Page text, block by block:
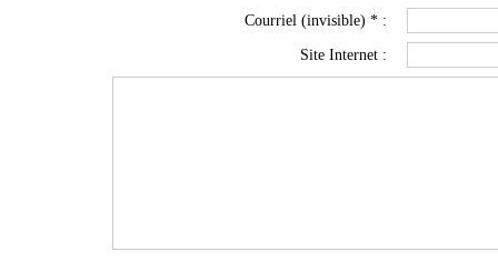
Courriel (invisible) * :
Site Internet :